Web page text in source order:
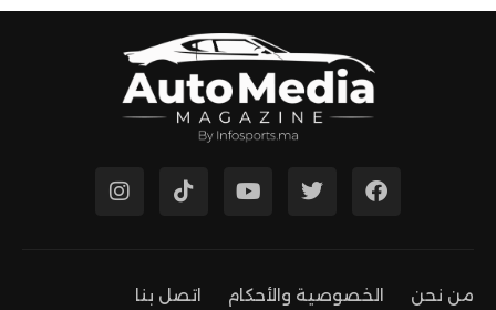
من نحن الخصوصية والأحكام اتصل بنا